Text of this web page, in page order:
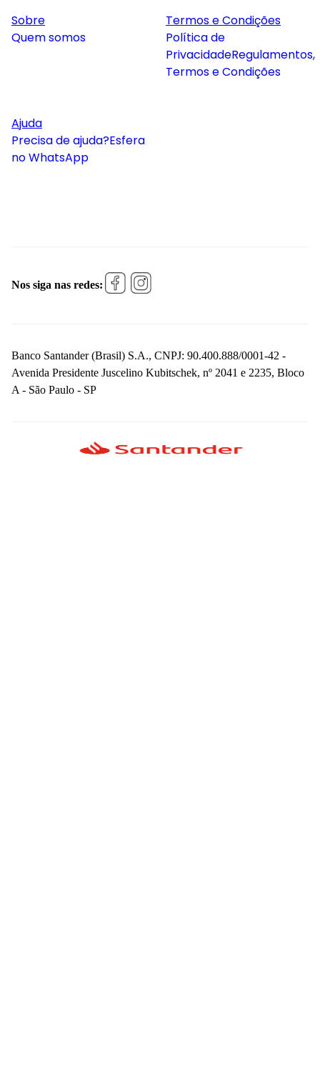
Sobre
Quem somos
Termos e Condições
Política de
PrivacidadeRegulamentos,
Termos e Condições
Ajuda
Precisa de ajuda?Esfera
no WhatsApp
Nos siga nas redes:
Banco Santander (Brasil) S.A., CNPJ: 90.400.888/0001-42 -
Avenida Presidente Juscelino Kubitschek, nº 2041 e 2235, Bloco
A - São Paulo - SP